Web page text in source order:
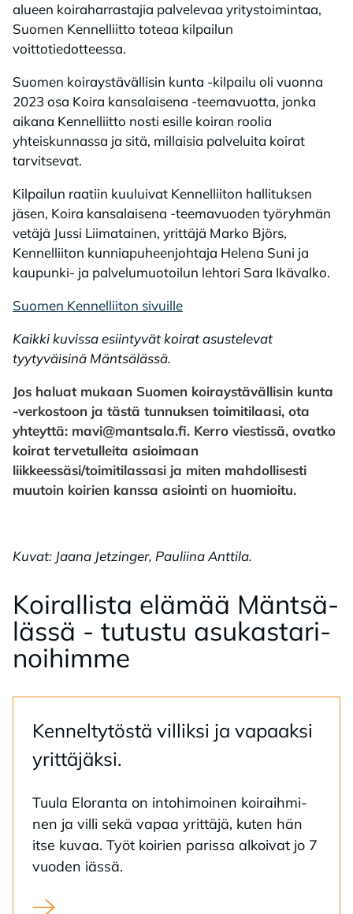
alueen koiraharrastajia palvelevaa yritystoimintaa,
Suomen Kennelliitto toteaa kilpailun
voittotiedotteessa.
Suomen koiraystävällisin kunta -kilpailu oli vuonna
2023 osa Koira kansalaisena -teemavuotta, jonka
aikana Kennelliitto nosti esille koiran roolia
yhteiskunnassa ja sitä, millaisia palveluita koirat
tarvitsevat.
Kilpailun raatiin kuuluivat Kennelliiton hallituksen
jäsen, Koira kansalaisena -teemavuoden työryhmän
vetäjä Jussi Liimatainen, yrittäjä Marko Björs,
Kennelliiton kunniapuheenjohtaja Helena Suni ja
kaupunki- ja palvelumuotoilun lehtori Sara Ikävalko.
Suomen Kennelliiton sivuille
Kaikki kuvissa esiintyvät koirat asustelevat
tyytyväisinä Mäntsälässä.
Jos haluat mukaan Suomen koiraystävällisin kunta
-verkostoon ja tästä tunnuksen toimitilaasi, ota
yhteyttä: mavi@mantsala.fi. Kerro viestissä, ovatko
koirat tervetulleita asioimaan
liikkeessäsi/toimitilassasi ja miten mahdollisesti
muutoin koirien kanssa asiointi on huomioitu.
Kuvat: Jaana Jetzinger, Pauliina Anttila.
Koi­ral­lis­ta elä­mää Mänt­sä­
läs­sä - tu­tus­tu asu­kas­ta­ri­
noi­him­me
Ken­nel­ty­tös­tä vil­lik­si ja va­paak­si
yrit­tä­jäk­si.
Tuu­la Elo­ran­ta on in­to­hi­moi­nen koi­raih­mi­
nen ja vil­li sekä va­paa yrit­tä­jä, ku­ten hän
itse ku­vaa. Työt koi­rien pa­ris­sa al­koi­vat jo 7
vuo­den iäs­sä.
Kenneltytöstä villiksi ja vapaaksi yrittäjäksi!